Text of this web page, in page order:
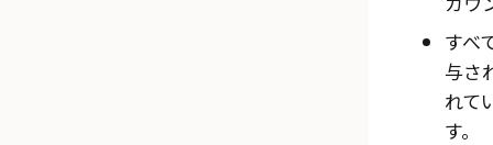
すべ
与さ
れて
す。